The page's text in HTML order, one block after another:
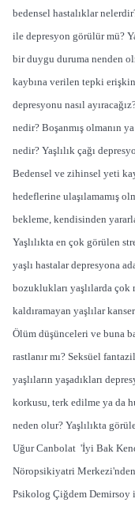
bedensel hastalıklar
ile depresyon görülür mü?
bir duygu duruma nenden
kaybına verilen tepki
depresyonu nasıl
nedir? Boşanmış olmanın
nedir? Yaşlılık çağı
Bedensel ve zihinsel yeti
hedeflerine ulaşılamamış
bekleme, kendisinden
Yaşlılıkta en çok görülen
yaşlı hastalar depresyona
bozuklukları yaşlılarda
kaldıramayan yaşlılar
Ölüm düşünceleri ve buna
rastlanır mı? Seksüel
yaşlıların yaşadıkları
korkusu, terk edilme ya da
neden olur? Yaşlılıkta
Uğur Canbolat 'İyi Bak
Nöropsikiyatri
Psikolog Çiğdem Demirsoy